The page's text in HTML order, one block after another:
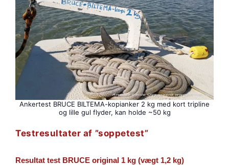
Ankertest BRUCE BILTEMA-kopianker 2 kg med kort tripline
og lille gul flyder, kan holde ~50 kg
Testresultater af ”soppetest”
Resultat test BRUCE original 1 kg (vægt 1,2 kg)